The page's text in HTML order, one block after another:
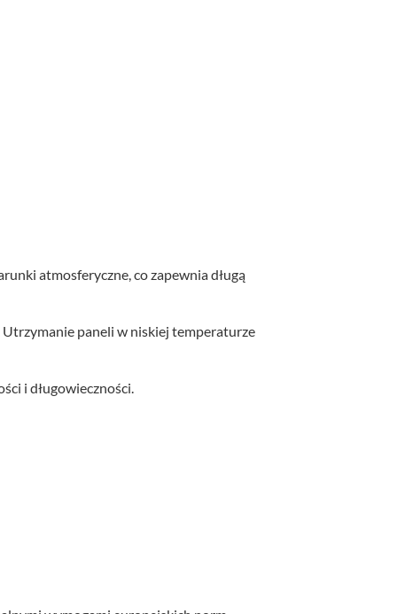
atmosferyczne, co zapewnia długą
paneli w niskiej temperaturze
i długowieczności.